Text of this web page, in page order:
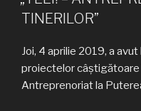
TINERILOR”
Joi, 4 aprilie 2019, a
proiectelor câștigătoare
Antreprenoriat la